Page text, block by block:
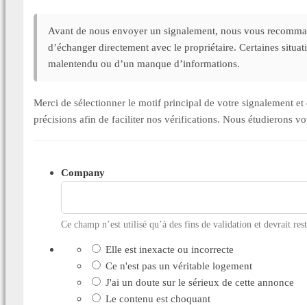
Avant de nous envoyer un signalement, nous vous
d’échanger directement avec le propriétaire. Certaines
malentendu ou d’un manque d’informations.
Merci de sélectionner le motif principal de votre signalement
précisions afin de faciliter nos vérifications. Nous étudierons
Company
Ce champ n’est utilisé qu’à des fins de validation et devrait
Elle est inexacte ou incorrecte
Ce n'est pas un véritable logement
J'ai un doute sur le sérieux de cette annonce
Le contenu est choquant